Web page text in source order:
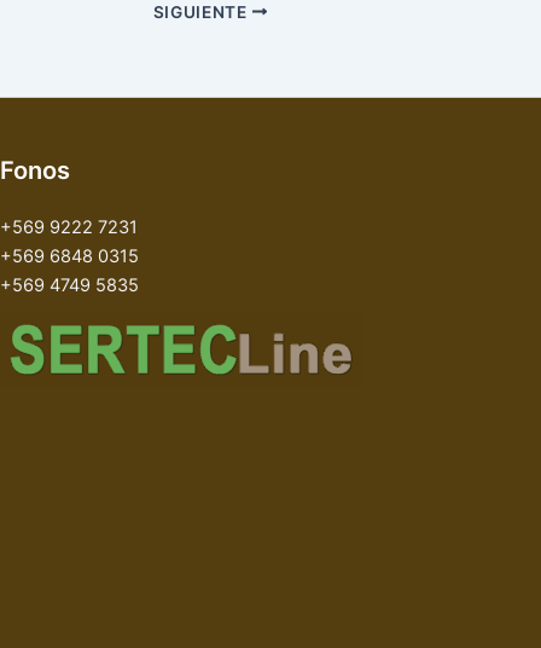
SIGUIENTE
Fonos
+569 9222 7231
+569 6848 0315
+569 4749 5835